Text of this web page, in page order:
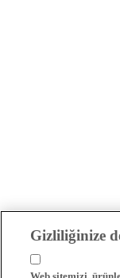
Gizliliğinize